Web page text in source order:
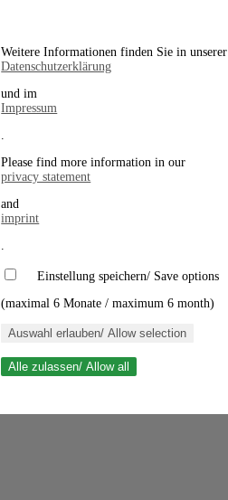
Weitere Informationen finden Sie in unserer
Datenschutzerklärung
und im
Impressum
.
Please find more information in our
privacy statement
and
imprint
.
Einstellung speichern/ Save options
(maximal 6 Monate / maximum 6 month)
Auswahl erlauben/ Allow selection
Alle zulassen/ Allow all